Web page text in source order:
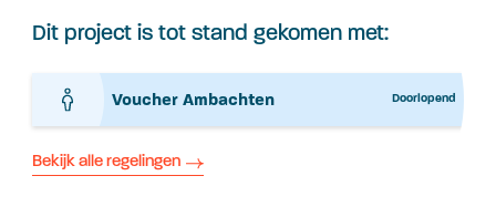
Dit project is tot stand gekomen met:
Voucher Ambachten Doorlopend
Bekijk alle regelingen